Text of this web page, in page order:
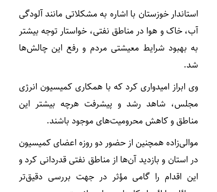
استاندار خوزستان با اشاره به مشکلاتی مانند آلودگی
آب، خاک و هوا در مناطق نفتی، خواستار توجه بیشتر
به بهبود شرایط معیشتی مردم و رفع این چالش‌ها
شد.
وی ابراز امیدواری کرد که با همکاری کمیسیون انرژی
مجلس، شاهد رشد و پیشرفت هرچه بیشتر این
مناطق و کاهش محرومیت‌های موجود باشند.
موالی‌زاده همچنین از حضور دو روزه اعضای کمیسیون
در استان و بازدید آن‌ها از مناطق نفتی قدردانی کرد و
این اقدام را گامی مؤثر در جهت بررسی دقیق‌تر